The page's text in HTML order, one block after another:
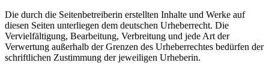
Die durch die Seitenbetreiberin erstellten Inhalte und Werke auf
diesen Seiten unterliegen dem deutschen Urheberrecht. Die
Vervielfältigung, Bearbeitung, Verbreitung und jede Art der
Verwertung außerhalb der Grenzen des Urheberrechtes bedürfen der
schriftlichen Zustimmung der jeweiligen Urheberin.